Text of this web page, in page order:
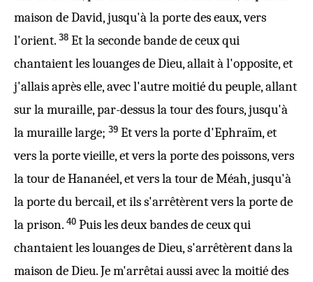
maison de David, jusqu'à la porte des eaux, vers
l'orient. 38 Et la seconde bande de ceux qui
chantaient les louangesde Dieu, allait à l'opposite, et
j'allais après elle, avecl'autremoitié du peuple, allant
sur la muraille, par-dessus la tour des fours, jusqu'à
la muraille large; 39 Et vers la porte d'Ephraïm, et
vers la porte vieille, et vers la porte des poissons,vers
la tour de Hananéel, etversla tour de Méah, jusqu'à
la porte du bercail, et ils s'arrêtèrent vers la porte de
la prison. 40 Puis les deux bandes de ceux qui
chantaient les louangesde Dieu, s'arrêtèrent dans la
maison de Dieu.Je m'arrêtaiaussi avec la moitié des